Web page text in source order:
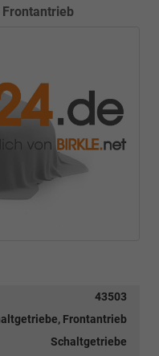
Frontantrieb
43503
Frontantrieb
Schaltgetriebe